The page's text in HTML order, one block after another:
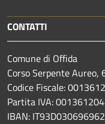
CONTATTI
Comune di Offida
Corso Serpente
Codice Fiscale:
Partita IVA:
IBAN: